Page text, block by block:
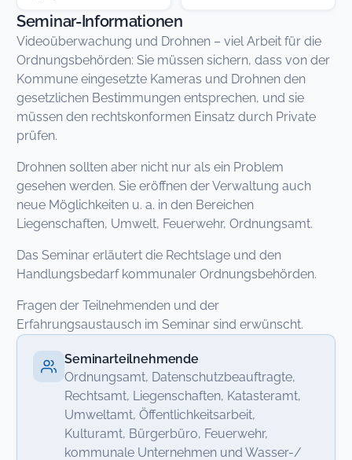
Seminar-Informationen
Videoüberwachung und Drohnen – viel Arbeit für die
Ordnungsbehörden: Sie müssen sichern, dass von der
Kommune eingesetzte Kameras und Drohnen den
gesetzlichen Bestimmungen entsprechen, und sie
müssen den rechtskonformen Einsatz durch Private
prüfen.
Drohnen sollten aber nicht nur als ein Problem
gesehen werden. Sie eröffnen der Verwaltung auch
neue Möglichkeiten u. a. in den Bereichen
Liegenschaften, Umwelt, Feuerwehr, Ordnungsamt.
Das Seminar erläutert die Rechtslage und den
Handlungsbedarf kommunaler Ordnungsbehörden.
Fragen der Teilnehmenden und der
Erfahrungsaustausch im Seminar sind erwünscht.
Seminarteilnehmende
Ordnungsamt, Datenschutzbeauftragte,
Rechtsamt, Liegenschaften, Katasteramt,
Umweltamt, Öffentlichkeitsarbeit,
Kulturamt, Bürgerbüro, Feuerwehr,
kommunale Unternehmen und Wasser-/